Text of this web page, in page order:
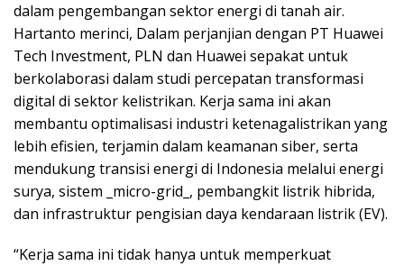
dalam pengembangan sektor energi di tanah air.
Hartanto merinci, Dalam perjanjian dengan PT Huawei
Tech Investment, PLN dan Huawei sepakat untuk
berkolaborasi dalam studi percepatan transformasi
digital di sektor kelistrikan. Kerja sama ini akan
membantu optimalisasi industri ketenagalistrikan yang
lebih efisien, terjamin dalam keamanan siber, serta
mendukung transisi energi di Indonesia melalui energi
surya, sistem _micro-grid_, pembangkit listrik hibrida,
dan infrastruktur pengisian daya kendaraan listrik (EV).
“Kerja sama ini tidak hanya untuk memperkuat